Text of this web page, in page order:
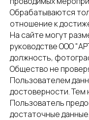
Обрабатываются
отношение к
На сайте могут
руководстве ООО
должность,
Общество не
Пользователем
достоверности. Тем
Пользователь
достаточные данные.